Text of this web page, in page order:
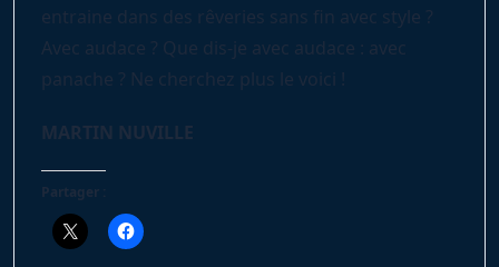
entraine dans des rêveries sans fin avec style ?
Avec audace ? Que dis-je avec audace : avec
panache ? Ne cherchez plus le voici !
MARTIN NUVILLE
Partager :